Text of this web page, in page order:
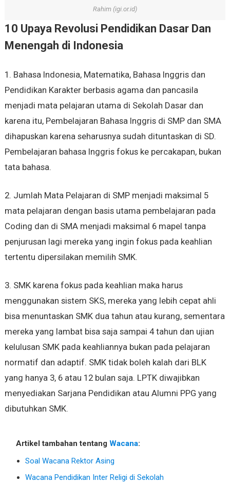
Rahim (igi.or.id)
10 Upaya Revolusi Pendidikan Dasar Dan
Menengah di Indonesia
1. Bahasa Indonesia, Matematika, Bahasa Inggris dan
Pendidikan Karakter berbasis agama dan pancasila
menjadi mata pelajaran utama di Sekolah Dasar dan
karena itu, Pembelajaran Bahasa Inggris di SMP dan SMA
dihapuskan karena seharusnya sudah dituntaskan di SD.
Pembelajaran bahasa Inggris fokus ke percakapan, bukan
tata bahasa.
2. Jumlah Mata Pelajaran di SMP menjadi maksimal 5
mata pelajaran dengan basis utama pembelajaran pada
Coding dan di SMA menjadi maksimal 6 mapel tanpa
penjurusan lagi mereka yang ingin fokus pada keahlian
tertentu dipersilakan memilih SMK.
3. SMK karena fokus pada keahlian maka harus
menggunakan sistem SKS, mereka yang lebih cepat ahli
bisa menuntaskan SMK dua tahun atau kurang, sementara
mereka yang lambat bisa saja sampai 4 tahun dan ujian
kelulusan SMK pada keahliannya bukan pada pelajaran
normatif dan adaptif. SMK tidak boleh kalah dari BLK
yang hanya 3, 6 atau 12 bulan saja. LPTK diwajibkan
menyediakan Sarjana Pendidikan atau Alumni PPG yang
dibutuhkan SMK.
Artikel tambahan tentang Wacana:
Soal Wacana Rektor Asing
Wacana Pendidikan Inter Religi di Sekolah